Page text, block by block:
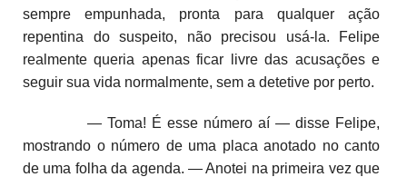
sempre empunhada, pronta para qualquer ação
repentina do suspeito, não precisou usá-la. Felipe
realmente queria apenas ficar livre das acusações e
seguir sua vida normalmente, sem a detetive por perto.
— Toma! É esse número aí — disse Felipe,
mostrando o número de uma placa anotado no canto
de uma folha da agenda. — Anotei na primeira vez que